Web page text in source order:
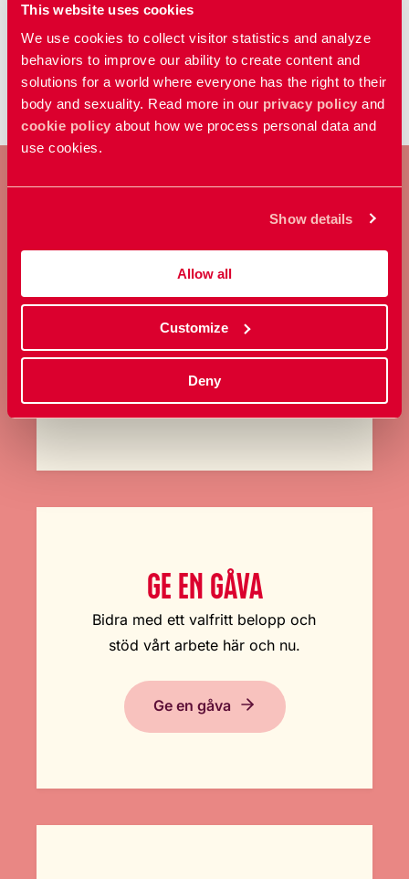
This website uses cookies
We use cookies to collect visitor statistics and analyze
behaviors to improve our ability to create content and
solutions for a world where everyone has the right to their
body and sexuality. Read more in our privacy policy and
cookie policy about how we process personal data and
use cookies.
Show details
Allow all
Customize
Deny
en metod om konsekvenserna av ett totalt
abortförbud. Genom ett poddavsnitt får
eleverna
flesta var fortfarande tvungna att välja
osäkra och olagliga vägar. 1938 varabort
fortfarande ... medförde ingreppet också
en tvångssterilisering.Abortdebatten
avstannade inte för att lagen antogs.
RFSU och andra grupper debatterade
vid deabortsökandekvinnornas sociala
skäl, till exempel om de var arbetslösa
1 2 3 ... 21
BLI MEDLEM
Ta ställning för allas rätt att
bestämma över sin kropp och
sexualitet.
Bli medlem
GE EN GÅVA
Bidra med ett valfritt belopp och
stöd vårt arbete här och nu.
Ge en gåva